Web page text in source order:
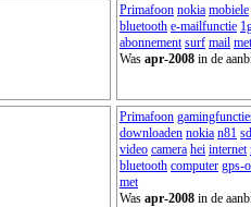
Primafoon nokia mobiele
bluetooth e-mailfunctie
abonnement surf mail met
Was apr-2008 in de
Primafoon
downloaden nokia n81 sd
video camera hei internet
bluetooth computer gps-
met
Was apr-2008 in de